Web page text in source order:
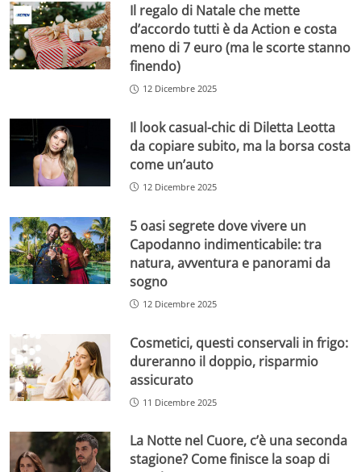
Il regalo di Natale che mette
d’accordo tutti è da Action e costa
meno di 7 euro (ma le scorte stanno
finendo)
12 Dicembre 2025
Il look casual-chic di Diletta Leotta
da copiare subito, ma la borsa costa
come un’auto
12 Dicembre 2025
5 oasi segrete dove vivere un
Capodanno indimenticabile: tra
natura, avventura e panorami da
sogno
12 Dicembre 2025
Cosmetici, questi conservali in frigo:
dureranno il doppio, risparmio
assicurato
11 Dicembre 2025
La Notte nel Cuore, c’è una seconda
stagione? Come finisce la soap di